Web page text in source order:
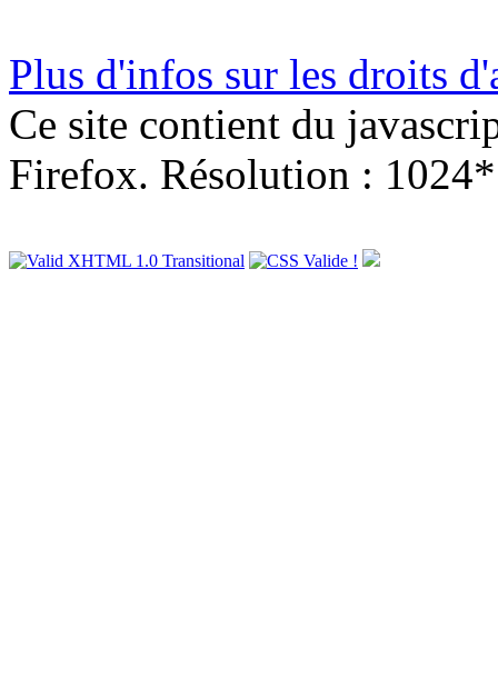
Plus d'infos sur les droits
Ce site contient du
Firefox. Résolution :